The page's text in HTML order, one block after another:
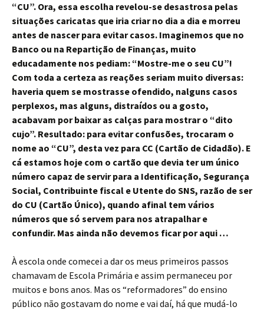
“CU”. Ora, essa escolha revelou-se desastrosa pelas
situações caricatas que iria criar no dia a dia e morreu
antes de nascer para evitar casos. Imaginemos que no
Banco ou na Repartição de Finanças, muito
educadamente nos pediam: “Mostre-me o seu CU”!
Com toda a certeza as reações seriam muito diversas:
haveria quem se mostrasse ofendido, nalguns casos
perplexos, mas alguns, distraídos ou a gosto,
acabavam por baixar as calças para mostrar o “dito
cujo”. Resultado: para evitar confusões, trocaram o
nome ao “CU”, desta vez para CC (Cartão de Cidadão). E
cá estamos hoje com o cartão que devia ter um único
número capaz de servir para a Identificação, Segurança
Social, Contribuinte fiscal e Utente do SNS, razão de ser
do CU (Cartão Único), quando afinal tem vários
números que só servem para nos atrapalhar e
confundir. Mas ainda não devemos ficar por aqui …
À escola onde comecei a dar os meus primeiros passos
chamavam de Escola Primária e assim permaneceu por
muitos e bons anos. Mas os “reformadores” do ensino
público não gostavam do nome e vai daí, há que mudá-lo